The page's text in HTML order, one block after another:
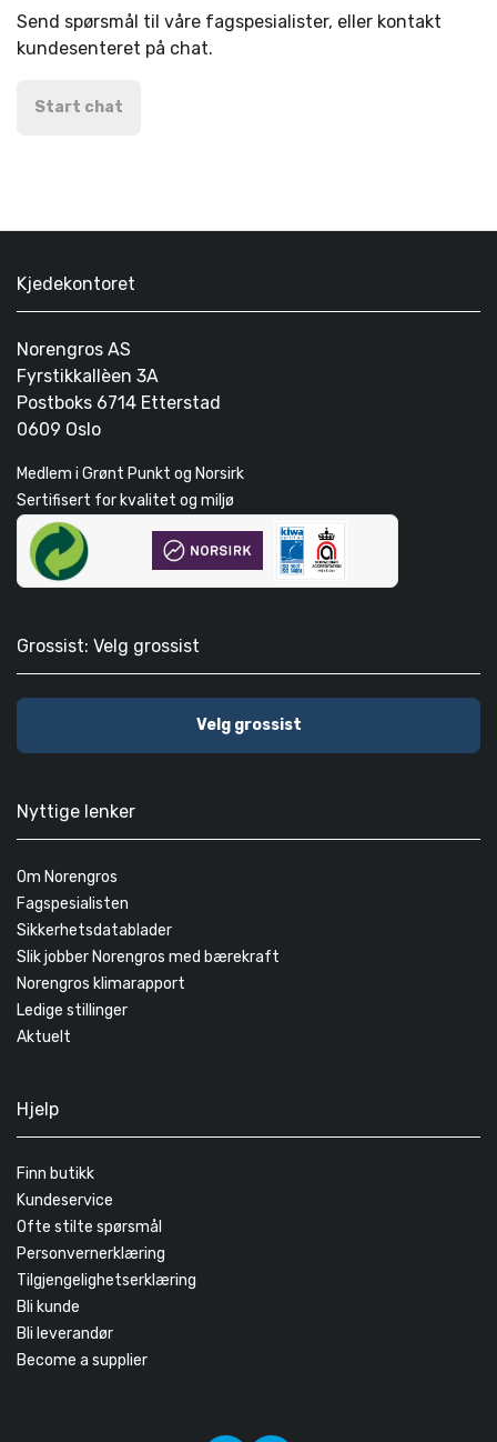
Send spørsmål til våre fagspesialister, eller kontakt
kundesenteret på chat.
Start chat
Kjedekontoret
Norengros AS
Fyrstikkallèen 3A
Postboks 6714 Etterstad
0609 Oslo
Medlem i Grønt Punkt og Norsirk
Sertifisert for kvalitet og miljø
Grossist: Velg grossist
Velg grossist
Nyttige lenker
Om Norengros
Fagspesialisten
Sikkerhetsdatablader
Slik jobber Norengros med bærekraft
Norengros klimarapport
Ledige stillinger
Aktuelt
Hjelp
Finn butikk
Kundeservice
Ofte stilte spørsmål
Personvernerklæring
Tilgjengelighetserklæring
Bli kunde
Bli leverandør
Become a supplier